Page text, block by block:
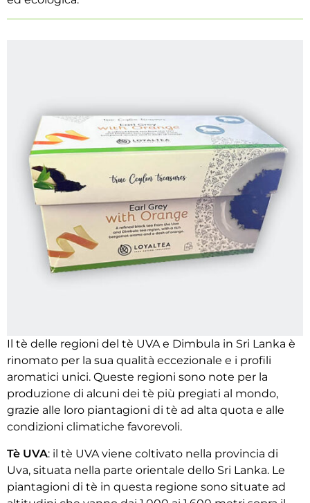
Il tè delle regioni del tè UVA e Dimbula in Sri Lanka è
rinomato per la sua qualità eccezionale e i profili
aromatici unici. Queste regioni sono note per la
produzione di alcuni dei tè più pregiati al mondo,
grazie alle loro piantagioni di tè ad alta quota e alle
condizioni climatiche favorevoli.
Tè UVA: il tè UVA viene coltivato nella provincia di
Uva, situata nella parte orientale dello Sri Lanka. Le
piantagioni di tè in questa regione sono situate ad